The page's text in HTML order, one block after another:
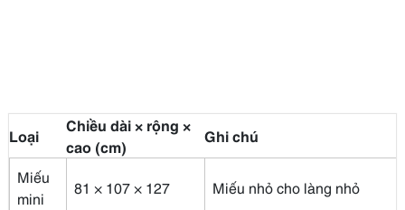
Loại
Chiều dài × rộng ×
cao (cm)
Ghi chú
Miếu
mini
81 × 107 × 127 Miếu nhỏ cho làng nhỏ